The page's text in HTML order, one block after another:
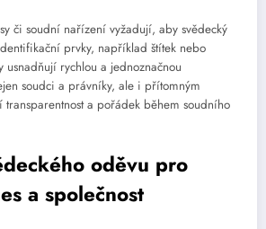
či soudní nařízení vyžadují, aby svědecký
prvky, například štítek nebo
usnadňují rychlou a jednoznačnou
soudci a právníky, ale i přítomným
a pořádek během soudního
oděvu pro
a společnost